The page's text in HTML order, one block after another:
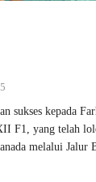
sukses kepada
F1, yang telah
melalui Jalur